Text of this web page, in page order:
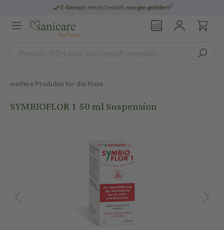
E-Rezept: Heute bestellt, morgen geliefert3
weitere Produkte für die Nase
SYMBIOFLOR 1 50 ml Suspension